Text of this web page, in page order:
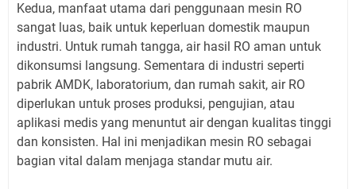
Kedua, manfaat utama dari penggunaan mesin RO
sangat luas, baik untuk keperluan domestik maupun
industri. Untuk rumah tangga, air hasil RO aman untuk
dikonsumsi langsung. Sementara di industri seperti
pabrik AMDK, laboratorium, dan rumah sakit, air RO
diperlukan untuk proses produksi, pengujian, atau
aplikasi medis yang menuntut air dengan kualitas tinggi
dan konsisten. Hal ini menjadikan mesin RO sebagai
bagian vital dalam menjaga standar mutu air.